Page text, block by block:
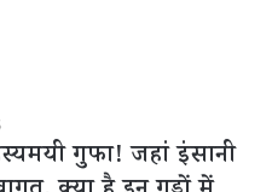
गुफा! जहां इंसानी